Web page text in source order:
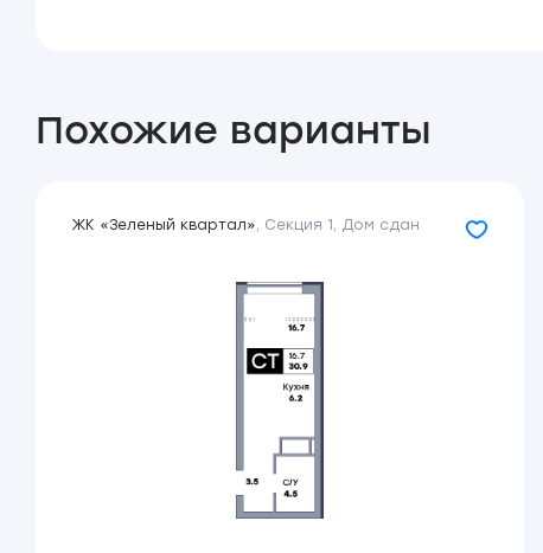
Похожие варианты
ЖК «Зеленый квартал», Секция 1 , Дом сдан